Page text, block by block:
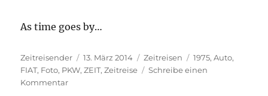
As time goes by…
Autor
Zeitreisender
Veröffentlicht
am
13. März 2014 Kategorien
Zeitreisen Schlagwörter
1975,Auto,
FIAT, Foto, PKW,ZEIT,Zeitreise
Schreibe einen
Kommentarzu